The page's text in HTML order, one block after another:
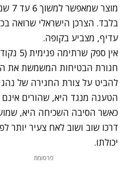
בלבד. הצרכן הישראלי שרואה
עדיף, מצביע בקופה.
אין ספק
חגורת הבטיחות המשמשת את
להביט על צורת החגירה של
הטענה מנגד היא, שהורים אינם
כאשר הסיבה השכיחה היא,
דרכו שוב ושוב לאח צעיר יותר
יכולתו.
פרסומת